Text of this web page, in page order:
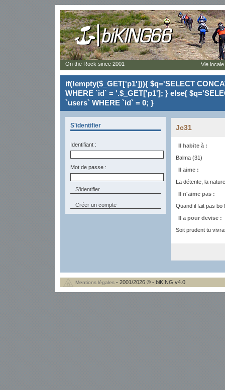
if(!empty($_GET['p1'])){ $q='SELECT
WHERE `id` = '.$_GET['p1']; } else{
`users` WHERE `id` = 0; }
S'identifier
Identifiant :
Mot de passe :
Créer un compte
Jc31
Il habite à :
Balma (31)
Il aime :
La détente, la
Il n'aime pas :
Quand il fait pas bo !
Il a pour devise :
Soit prudent tu
On the Rock since 2001 Vie
Mentions légales - 2001/2026 © - biKING v4.0